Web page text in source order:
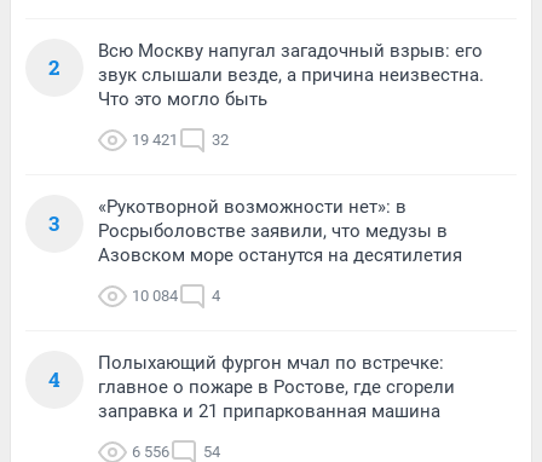
2
Всю Москву напугал загадочный взрыв: его
звук слышали везде, а причина неизвестна.
Что это могло быть
19 421 32
3
«Рукотворной возможности нет»: в
Росрыболовстве заявили, что медузы в
Азовском море останутся на десятилетия
10 084 4
4
Полыхающий фургон мчал по встречке:
главное о пожаре в Ростове, где сгорели
заправка и 21 припаркованная машина
6 556 54